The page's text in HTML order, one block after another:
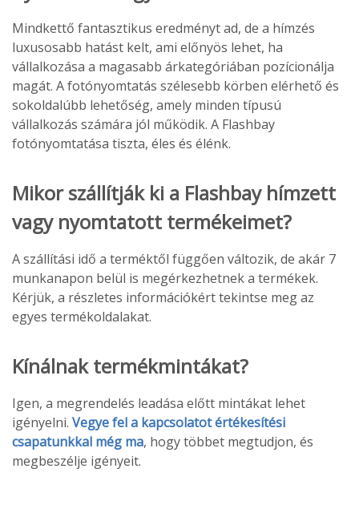
Mindkettő fantasztikus eredményt ad, de a hímzés
luxusosabb hatást kelt, ami előnyös lehet, ha
vállalkozása a magasabb árkategóriában pozícionálja
magát. A fotónyomtatás szélesebb körben elérhető és
sokoldalúbb lehetőség, amely minden típusú
vállalkozás számára jól működik. A Flashbay
fotónyomtatása tiszta, éles és élénk.
Mikor szállítják ki a Flashbay hímzett
vagy nyomtatott termékeimet?
A szállítási idő a terméktől függően változik, de akár 7
munkanapon belül is megérkezhetnek a termékek.
Kérjük, a részletes információkért tekintse meg az
egyes termékoldalakat.
Kínálnak termékmintákat?
Igen, a megrendelés leadása előtt mintákat lehet
igényelni. Vegye fel a kapcsolatot értékesítési
csapatunkkal még ma, hogy többet megtudjon, és
megbeszélje igényeit.